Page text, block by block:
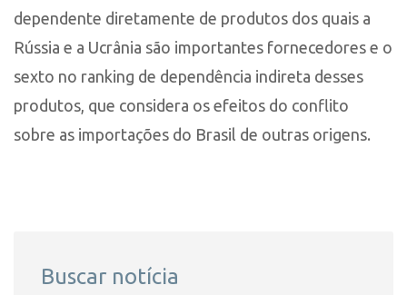
dependente diretamente de produtos dos quais a
Rússia e a Ucrânia são importantes fornecedores e o
sexto no ranking de dependência indireta desses
produtos, que considera os efeitos do conflito
sobre as importações do Brasil de outras origens.
Buscar notícia